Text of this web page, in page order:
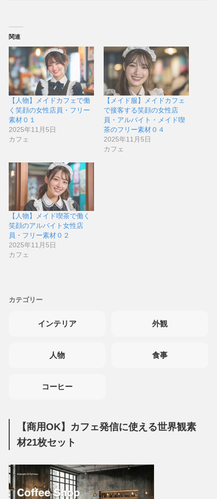
関連
【人物】メイドカフェで働
く笑顔の女性店員・フリー
素材０１
2025年11月5日
カフェ
【メイド服】メイドカフェ
で接客する笑顔の女性店
員・アルバイト・メイド喫
茶のフリー素材０４
2025年11月5日
カフェ
【人物】メイド喫茶で働く
笑顔のアルバイト女性店
員・フリー素材０２
2025年11月5日
カフェ
カテゴリー
インテリア 外観
人物 食事
コーヒー
【商用OK】カフェ発信に使える世界観素
材21枚セット